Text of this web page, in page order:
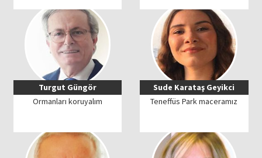
Turgut Güngör
Ormanları koruyalım
Sude Karataş Geyikci
Teneffüs Park maceramız